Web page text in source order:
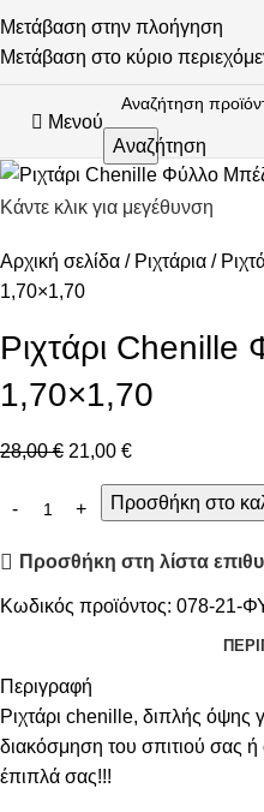
Μετάβαση στην πλοήγηση
Μετάβαση στο κύριο
Μενού
Αναζήτηση
-25%
Κάντε κλικ για μεγέθυνση
Αρχική σελίδα Ριχτάρια
1,70×1,70
Ριχτάρι
1,70×1,70
28,00€ 21,00 €
Προσθήκη στο
Προσθήκη στη λίστα
Κωδικός προϊόντος: 078-21-
Περιγραφή
Ριχτάρι chenille, διπλής όψης
διακόσμηση του σπιτιού σας
έπιπλά σας!!!